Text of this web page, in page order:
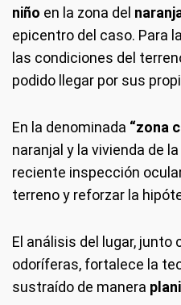
niño en la zona del
epicentro del caso. Para
las condiciones del
podido llegar por sus
En la denominada “zona
naranjal y la vivienda de
reciente inspección
terreno y reforzar la
El análisis del lugar, junto
odoríferas, fortalece la
sustraído de manera